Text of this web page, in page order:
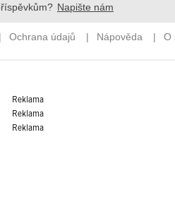
Reklama
Reklama
Reklama